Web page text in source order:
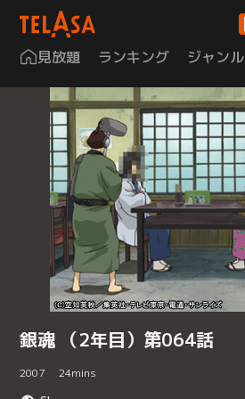
見放題 ランキング ジャンル
銀魂 （2年目）第064話
2007 24mins